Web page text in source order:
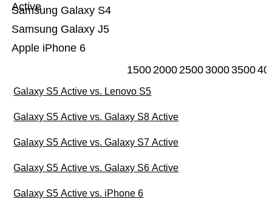
Apple iPhone 6
Samsung Galaxy J5
Samsung Galaxy S4
Active
15002000250030003500
Galaxy S5 Active vs. Lenovo S5
Galaxy S5 Active vs. Galaxy S8 Active
Galaxy S5 Active vs. Galaxy S7 Active
Galaxy S5 Active vs. Galaxy S6 Active
Galaxy S5 Active vs. iPhone 6